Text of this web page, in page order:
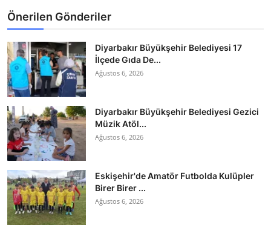
Önerilen Gönderiler
Diyarbakır Büyükşehir Belediyesi 17
İlçede Gıda De...
Ağustos 6, 2026
Diyarbakır Büyükşehir Belediyesi Gezici
Müzik Atöl...
Ağustos 6, 2026
Eskişehir'de Amatör Futbolda Kulüpler
Birer Birer ...
Ağustos 6, 2026